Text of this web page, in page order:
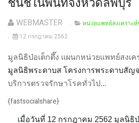
WEBMASTER
หน่วยแพทย์สงเคราะ
12 กรกฎาคม 2562
มูลนิธิป่อเต็กตึ๊ง แผนกหน่วยแพทย์สงเ
มูลนิธิพระดาบส โครงการพระดาบสัญ
บริการตรวจรักษาโรคทั่วไป...
{fastsocialshare}
เมื่อวันที่ 12 กรกฎาคม 2562 มูลนิธิ